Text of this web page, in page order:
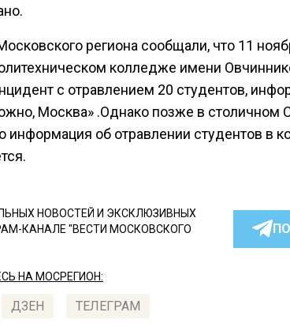
региона сообщали, что 11
колледже имени
с отравлением 20 студентов,
Москва» .Однако позже в столичном
информация об отравлении студентов в
НОВОСТЕЙ И ЭКСКЛЮЗИВНЫХ
КАНАЛЕ "ВЕСТИ МОСКОВСКОГО
НА МОСРЕГИОН:
ДЗЕН ТЕЛЕГРАМ